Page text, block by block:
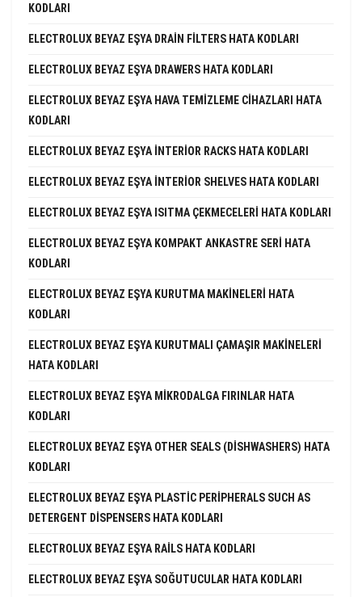
KODLARI
ELECTROLUX BEYAZ EŞYA DRAIN FILTERS HATA KODLARI
ELECTROLUX BEYAZ EŞYA DRAWERS HATA KODLARI
ELECTROLUX BEYAZ EŞYA HAVA TEMIZLEME CIHAZLARI HATA
KODLARI
ELECTROLUX BEYAZ EŞYA INTERIOR RACKS HATA KODLARI
ELECTROLUX BEYAZ EŞYA INTERIOR SHELVES HATA KODLARI
ELECTROLUX BEYAZ EŞYA ISITMA ÇEKMECELERI HATA KODLARI
ELECTROLUX BEYAZ EŞYA KOMPAKT ANKASTRE SERI HATA
KODLARI
ELECTROLUX BEYAZ EŞYA KURUTMA MAKINELERI HATA
KODLARI
ELECTROLUX BEYAZ EŞYA KURUTMALI ÇAMAŞIR MAKINELERI
HATA KODLARI
ELECTROLUX BEYAZ EŞYA MIKRODALGA FIRINLAR HATA
KODLARI
ELECTROLUX BEYAZ EŞYA OTHER SEALS (DISHWASHERS) HATA
KODLARI
ELECTROLUX BEYAZ EŞYA PLASTIC PERIPHERALS SUCH AS
DETERGENT DISPENSERS HATA KODLARI
ELECTROLUX BEYAZ EŞYA RAILS HATA KODLARI
ELECTROLUX BEYAZ EŞYA SOĞUTUCULAR HATA KODLARI